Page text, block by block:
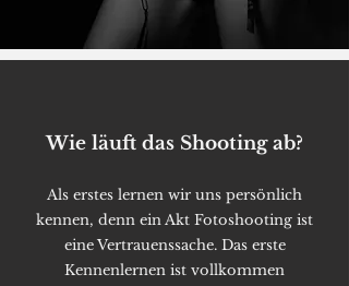
Wie läuft das Shooting ab?
Als erstes lernen wir uns persönlich
kennen, denn ein Akt Fotoshooting ist
eine Vertrauenssache. Das erste
Kennenlernen ist vollkommen